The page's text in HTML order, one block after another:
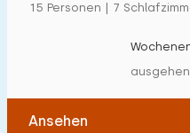
15 Personen | 7
Ansehen